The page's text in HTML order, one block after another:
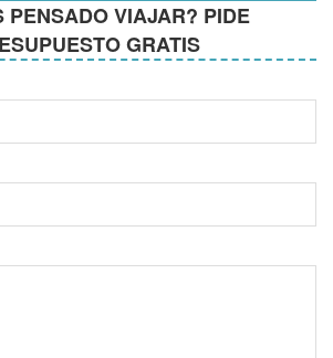
PENSADO VIAJAR? PIDE
GRATIS